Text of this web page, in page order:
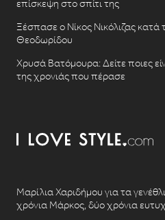
επίσκεψη στο σπίτι της
Ξέσπασε ο Νίκος Νικόλιζας κατά
Θεοδωρίδου
Χρυσά Βατόμουρα: Δείτε ποιες
της χρονιάς που πέρασε
Μαρίλια Χαριδήμου για τα
χρόνια Μάρκος, δύο χρόνια